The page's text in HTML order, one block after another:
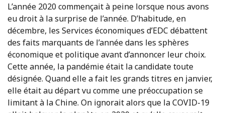
L’année 2020 commençait à peine lorsque nous avons
eu droit à la surprise de l’année. D’habitude, en
décembre, les Services économiques d’EDC débattent
des faits marquants de l’année dans les sphères
économique et politique avant d’annoncer leur choix.
Cette année, la pandémie était la candidate toute
désignée. Quand elle a fait les grands titres en janvier,
elle était au départ vu comme une préoccupation se
limitant à la Chine. On ignorait alors que la COVID-19